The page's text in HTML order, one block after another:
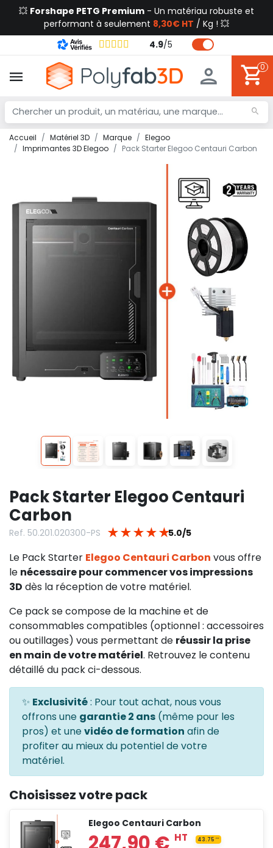
💥 Forshape PETG Premium - Un matériau robuste et
performant à seulement 8,30€ HT / Kg ! 💥
4.9/5
0
Accueil Matériel 3D Marque
Elegoo
Imprimantes 3D Elegoo
Pack Starter Elegoo Centauri Carbon
Pack Starter Elegoo Centauri
Carbon
Ref. 50.201.020300-PS ★ ★ ★ ★ ★5.0/5
Le Pack Starter Elegoo Centauri Carbon vous offre
le nécessaire pour commencer vos impressions
3D dès la réception de votre matériel.
Ce pack se compose de la machine et de
consommables compatibles (optionnel : accessoires
ou outillages) vous permettant de réussir la prise
en main de votre matériel. Retrouvez le contenu
détaillé du pack ci-dessous.
✨ Exclusivité: Pour tout achat, nous vous
offrons une garantie 2 ans (même pour les
pros) et unevidéo de formation afin de
profiter au mieux du potentiel de votre
matériel.
Choisissez votre pack
Elegoo Centauri Carbon